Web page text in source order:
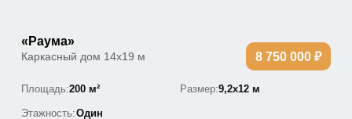
«Раума»
Каркасный дом 14х19 м 8 750 000 ₽
Площадь:200 м² Размер:9,2х12 м
Этажность:Один